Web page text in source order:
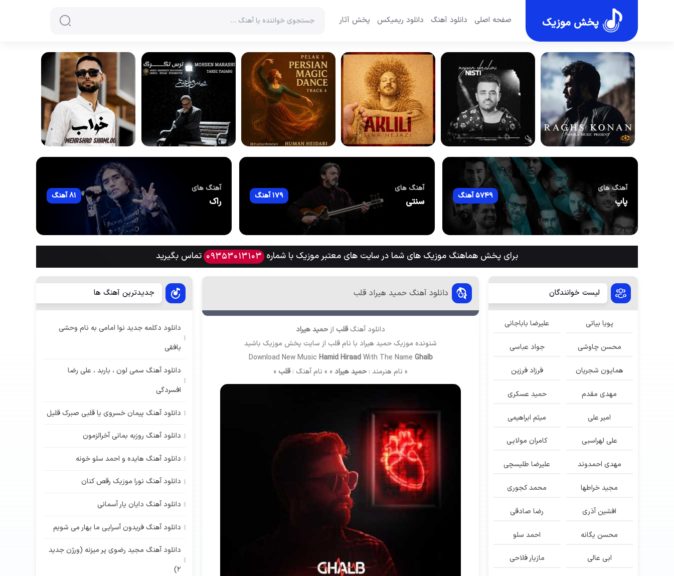
پخش موزیک صفحه اصلی دانلود آهنگ دانلود ریمیکس پخش آثار
آهنگ های
پاپ 5749 آهنگ
آهنگ های
سنتی 179 آهنگ
آهنگ های
راک 81 آهنگ
برای پخش هماهنگ موزیک های شما در سایت های معتبر موزیک با شماره 09353013103 تماس بگیرید
دانلود آهنگ حمید هیراد قلب
دانلود آهنگ قلباز حمید هیراد
شنونده موزیک حمید هیراد با نام قلب از سایت پخش موزیک باشید
Download New Music Hamid HiraadWith The Name Ghalb
» نام هنرمند : حمید هیراد « » نام آهنگ :قلب«
لیست خوانندگان
پویا بیاتی علیرضا باباجانی
محسن چاوشی جواد عباسی
همایون شجریان فرزاد فرزین
مهدی مقدم حمید عسکری
امیر علی میثم ابراهیمی
علی لهراسبی کامران مولایی
مهدی احمدوند علیرضا طلیسچی
مجید خراطها محمد کجوری
افشین آذری رضا صادقی
محسن یگانه احمد سلو
ابی عالی مازیار فلاحی
جدیدترین آهنگ ها
دانلود دکلمه جدید نوا امامی به نام وحشی
بافقی
دانلود آهنگ سمی لون ، باربد ، علی رضا
افسردگی
دانلود آهنگ پیمان خسروی یا قلبی صبرک قلیل
دانلود آهنگ روزبه بمانی آخرالزمون
دانلود آهنگ هایده و احمد سلو خونه
دانلود آهنگ نورا موزیک رقص کنان
دانلود آهنگ دایان یار آسمانی
دانلود آهنگ فریدون آسرایی ما بهار می شویم
دانلود آهنگ مجید رضوی پر میزنه (ورژن جدید
2)